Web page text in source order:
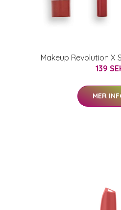
Makeup Revolution X
139
MER